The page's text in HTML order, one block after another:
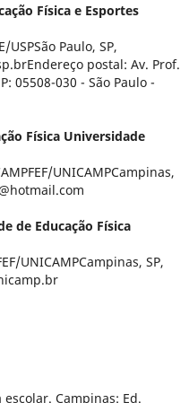
Física e Esportes
USPSão Paulo, SP,
postal: Av. Prof.
05508-030 - São Paulo -
Física Universidade
UNICAMPCampinas,
de Educação Física
UNICAMPCampinas, SP,
Campinas: Ed.